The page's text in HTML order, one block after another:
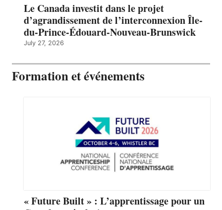
Le Canada investit dans le projet
d’agrandissement de l’interconnexion Île-
du-Prince-Édouard-Nouveau-Brunswick
July 27, 2026
Formation et événements
« Future Built » : L’apprentissage pour un